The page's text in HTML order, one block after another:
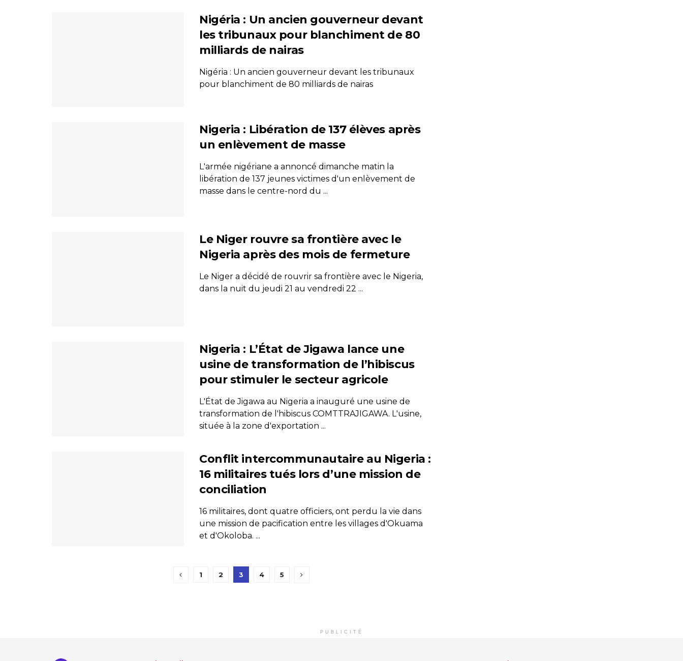
Nigéria : Un ancien gouverneur devant
les tribunaux pour blanchiment de 80
milliards de nairas
Nigéria : Un ancien gouverneur devant les tribunaux
pour blanchiment de 80 milliards de nairas
Nigeria : Libération de 137 élèves après
un enlèvement de masse
L'armée nigériane a annoncé dimanche matin la
libération de 137 jeunes victimes d'un enlèvement de
masse dans le centre-nord du ...
Le Niger rouvre sa frontière avec le
Nigeria après des mois de fermeture
Le Niger a décidé de rouvrir sa frontière avec le Nigeria,
dans la nuit du jeudi 21 au vendredi 22 ...
Nigeria : L’État de Jigawa lance une
usine de transformation de l’hibiscus
pour stimuler le secteur agricole
L'État de Jigawa au Nigeria a inauguré une usine de
transformation de l'hibiscus COMTTRAJIGAWA. L'usine,
située à la zone d'exportation ...
Conflit intercommunautaire au Nigeria :
16 militaires tués lors d’une mission de
conciliation
16 militaires, dont quatre officiers, ont perdu la vie dans
une mission de pacification entre les villages d'Okuama
et d'Okoloba. ...
1 2 3 4 5
PUBLICITÉ